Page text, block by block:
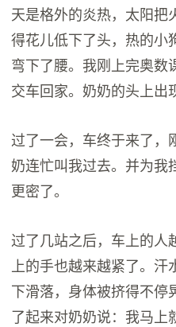
天是格外的炎热，太阳把
得花儿低下了头，热的小
弯下了腰。我刚上完奥数
交车回家。奶奶的头上出
过了一会，车终于来了，
奶连忙叫我过去。并为我
更密了。
过了几站之后，车上的人
上的手也越来越紧了。汗
下滑落，身体被挤得不
了起来对奶奶说：我马